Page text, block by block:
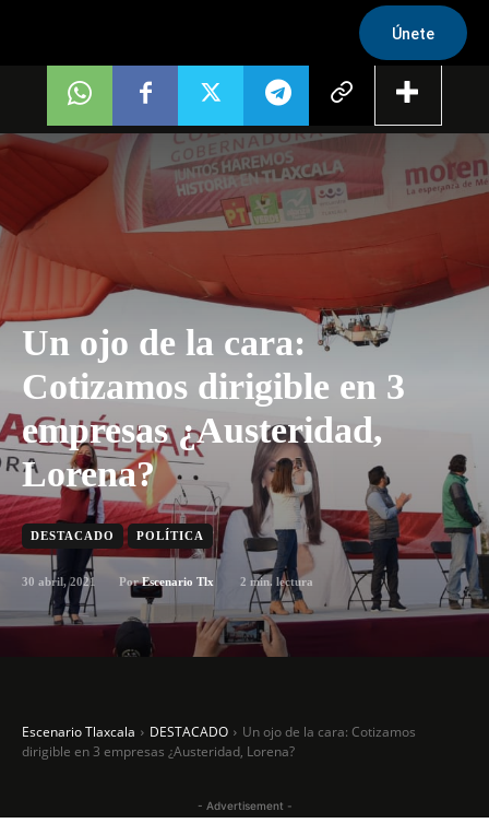
Únete
Un ojo de la cara:
Cotizamos dirigible en 3
empresas ¿Austeridad,
Lorena?
DESTACADO POLÍTICA
30 abril, 2021 Por Escenario Tlx 2 min. lectura
Escenario Tlaxcala DESTACADO
Un ojo de la cara: Cotizamos
dirigible en 3 empresas ¿Austeridad, Lorena?
- Advertisement -